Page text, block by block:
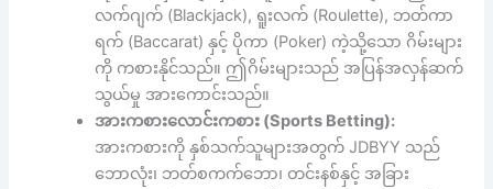
လက်ဂျက် (Blackjack), ရူးလက် (Roulette), ဘတ်ကာ
ရက် (Baccarat) နှင့် ပိုကာ (Poker) ကဲ့သို့သော ဂိမ်းများ
ကို ကစားနိုင်သည်။ ဤဂိမ်းများသည် အပြန်အလှန်ဆက်
သွယ်မှု အားကောင်းသည်။
အားကစားလောင်းကစား (Sports Betting):
အားကစားကို နှစ်သက်သူများအတွက် JDBYY သည်
ဘောလုံး၊ ဘတ်စကက်ဘော၊ တင်းနစ်နှင့် အခြား